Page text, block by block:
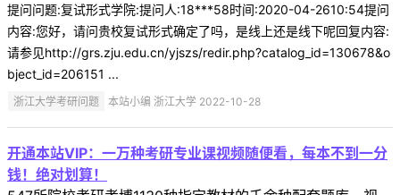
提问问题:复试形式学院:提问人:18***58时间:2020-04-2610:54提问
内容:您好，请问贵校复试形式确定了吗，是线上还是线下呢回复内容:
请参见http://grs.zju.edu.cn/yjszs/redir.php?catalog_id=130678&o
bject_id=206151 ...
浙江大学考研问题 本站小编 浙江大学 2022-10-28
开通本站VIP：一万种考研专业课视频随便看，每本不到一分
钱！绝对划算！